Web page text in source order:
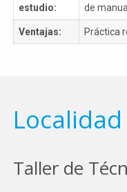
estudio:
de
Ventajas: Práctica
Localidad
Taller de